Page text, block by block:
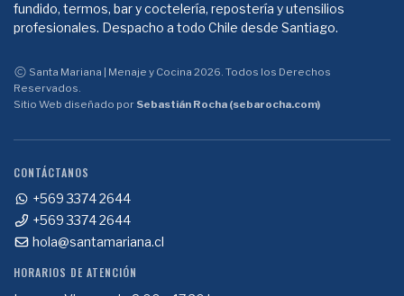
fundido, termos, bar y coctelería, repostería y utensilios
profesionales. Despacho a todo Chile desde Santiago.
Santa Mariana | Menaje y Cocina 2026. Todos los Derechos
Reservados.
Sitio Web diseñado por Sebastián Rocha (sebarocha.com)
CONTÁCTANOS
+569 3374 2644
+569 3374 2644
hola@santamariana.cl
HORARIOS DE ATENCIÓN